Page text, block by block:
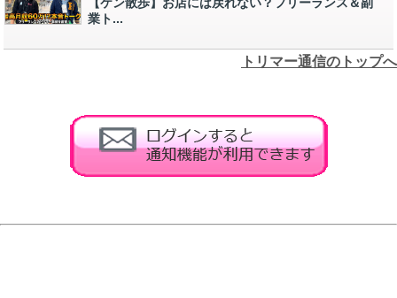
【ケン散歩】お店には戻れない？フリーランス＆副
業ト...
トリマー通信のトップへ